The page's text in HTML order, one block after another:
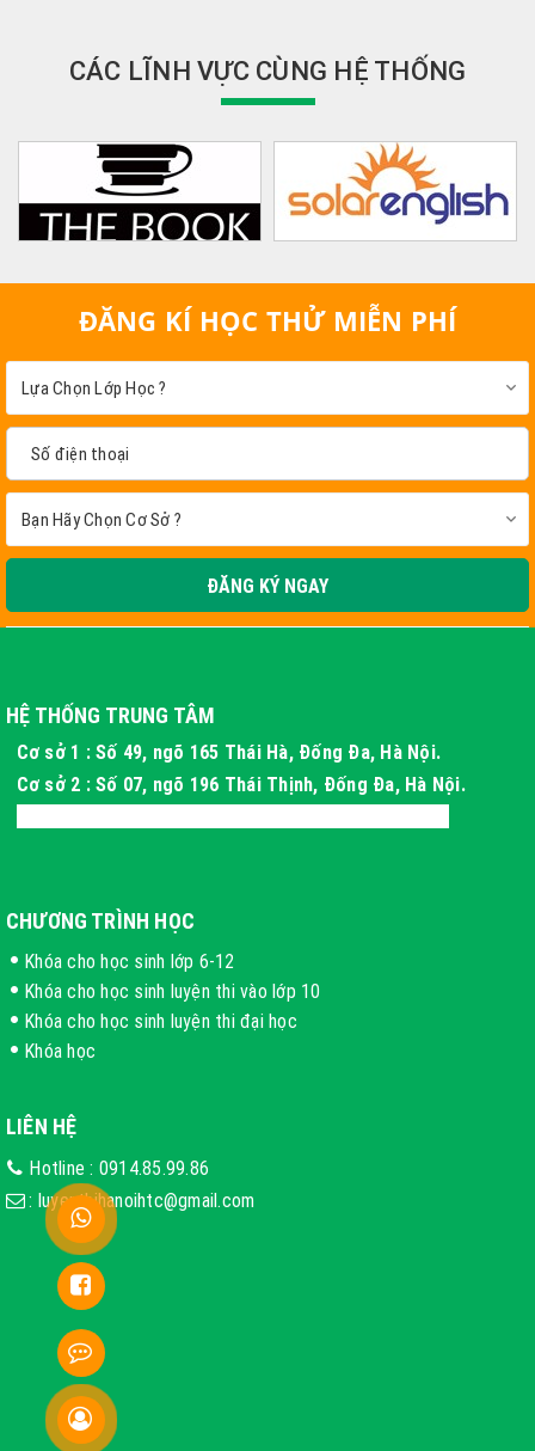
CÁC LĨNH VỰC CÙNG HỆ THỐNG
ĐĂNG KÍ HỌC THỬ MIỄN PHÍ
ĐĂNG KÝ NGAY
HỆ THỐNG TRUNG TÂM
Cơ sở 1 : Số 49, ngõ 165 Thái Hà, Đống Đa, Hà Nội.
Cơ sở 2 : Số 07, ngõ 196 Thái Thịnh, Đống Đa, Hà Nội.
CHƯƠNG TRÌNH HỌC
Khóa cho học sinh lớp 6-12
Khóa cho học sinh luyện thi vào lớp 10
Khóa cho học sinh luyện thi đại học
Khóa học
LIÊN HỆ
Hotline : 0914.85.99.86
: luyenthihanoihtc@gmail.com